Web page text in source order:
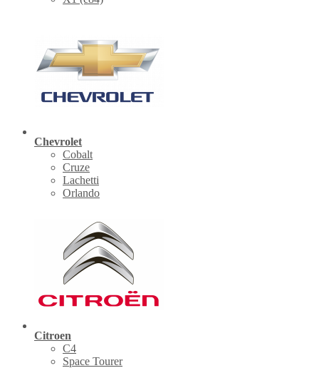
Chevrolet
Cobalt
Cruze
Lachetti
Orlando
Citroen
C4
Space Tourer